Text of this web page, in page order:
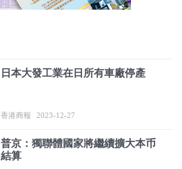
日本大發工業在日所有車廠停產
香港商報 2023-12-27
普京：獨聯體國家將繼續擴大本币
結算